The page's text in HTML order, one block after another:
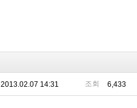
2013.02.07 14:31 조회 6,433